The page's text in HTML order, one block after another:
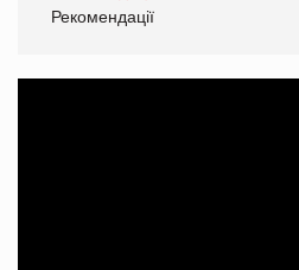
Рекомендації